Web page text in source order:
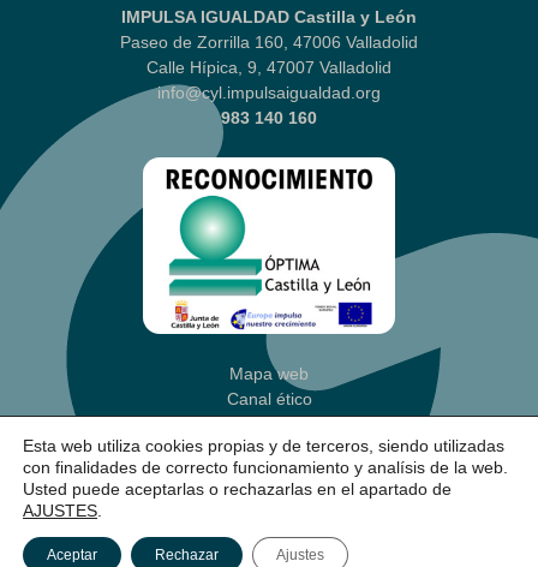
IMPULSA IGUALDAD Castilla y León
Paseo de Zorrilla 160, 47006 Valladolid
Calle Hípica, 9, 47007 Valladolid
info@cyl.impulsaigualdad.org
983 140 160
Mapa web
Canal ético
Aviso legal|Política Privacidad
Política de cookies (Ajustes)
Accesibilidad
Esta web utiliza cookies propias y de terceros, siendo utilizadas
con finalidades de correcto funcionamiento y analísis de la web.
Usted puede aceptarlas o rechazarlas en el apartado de
AJUSTES
Aceptar Rechazar Ajustes